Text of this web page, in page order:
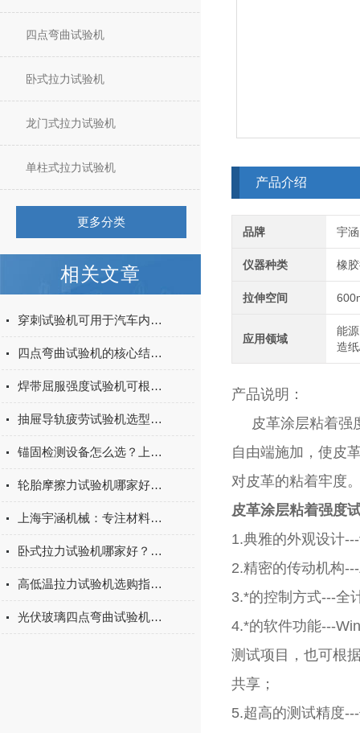
四点弯曲试验机
卧式拉力试验机
龙门式拉力试验机
单柱式拉力试验机
更多分类
相关文章
穿刺试验机可用于汽车内饰表皮、防撞缓冲材料得性能测试
四点弯曲试验机的核心结构与工作原理特点
焊带屈服强度试验机可根据不同标准和试验需求调整试验条件
抽屉导轨疲劳试验机选型指南：如何量化评估家具五金的耐用性
锚固检测设备怎么选？上海宇涵膨胀螺丝拉拔试验机品牌评测
轮胎摩擦力试验机哪家好？上海宇涵试验机综合评测
上海宇涵机械：专注材料力学检测，电池片拉力试验机助力光伏品质管控
卧式拉力试验机哪家好？2026年国产实力厂家实测推荐
高低温拉力试验机选购指南：聚焦上海宇涵的技术实力与可靠方案
光伏玻璃四点弯曲试验机的重要性
产品介绍
品牌 宇涵
仪器种类 橡
拉伸空间
应用领域
能
造
产品说明：
皮革涂层粘着强
自由端施加，使皮
对皮革的粘着牢度
皮革涂层粘着强度
1.典雅的外观设计
2.精密的传动机构
3.*的控制方式---全
4.*的软件功能---
测试项目，也可根
共享；
5.超高的测试精度